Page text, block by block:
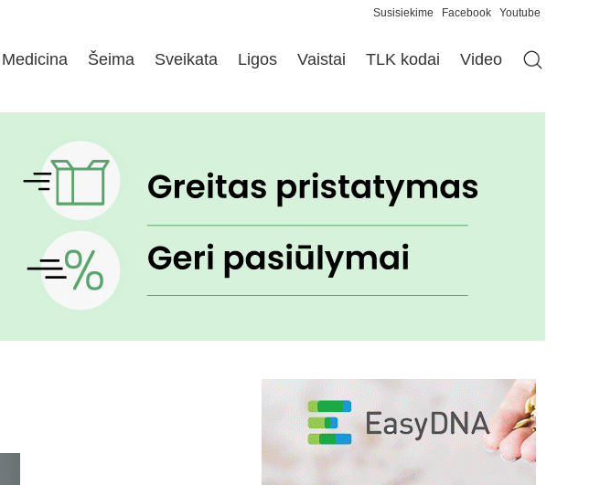
Susisiekime Facebook Youtube
Medicina Šeima Sveikata Ligos Vaistai TLK kodai Video